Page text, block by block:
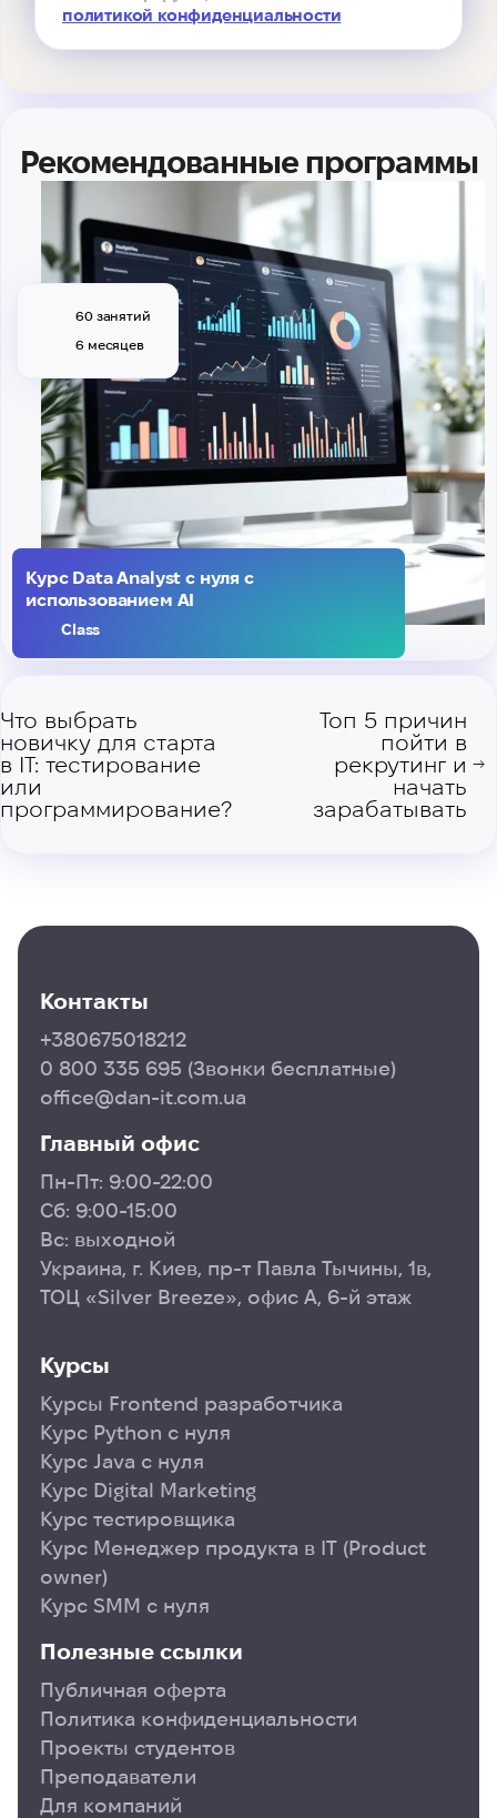
политикой конфиденциальности
Рекомендованные программы
60 занятий
6 месяцев
Курс Data Analyst с нуля с
использованием AI
Class
Что выбрать
новичку для старта
в IT: тестирование
или
программирование?
Топ 5 причин
пойти в
рекрутинг и
начать
зарабатывать
→
Контакты
+380675018212
0 800 335 695 (Звонки бесплатные)
office@dan-it.com.ua
Главный офис
Пн-Пт: 9:00-22:00
Сб: 9:00-15:00
Вс: выходной
Украина, г. Киев, пр-т Павла Тычины, 1в,
ТОЦ «Silver Breeze», офис А, 6-й этаж
Курсы
Курсы Frontend разработчика
Курс Python с нуля
Курс Java с нуля
Курс Digital Marketing
Курс тестировщика
Курс Менеджер продукта в ІТ (Product
owner)
Курс SMM с нуля
Полезные ссылки
Публичная оферта
Политика конфиденциальности
Проекты студентов
Преподаватели
Для компаний